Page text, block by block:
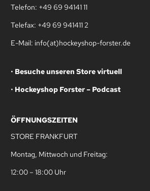
Telefon: +49 69 94141 11
Telefax: +49 69 941411 2
E-Mail: info(at)hockeyshop-forster.de
• Besuche unseren Store virtuell
• Hockeyshop Forster – Podcast
ÖFFNUNGSZEITEN
STORE FRANKFURT
Montag, Mittwoch und Freitag:
12:00 – 18:00 Uhr